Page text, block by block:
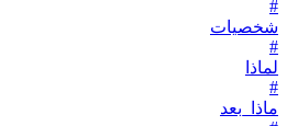
#
شخصيات
#
لماذا
#
ماذا_بعد